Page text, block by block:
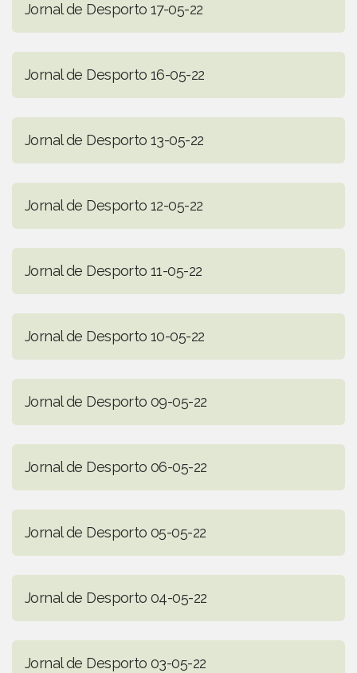
Jornal de Desporto 17-05-22
Jornal de Desporto 16-05-22
Jornal de Desporto 13-05-22
Jornal de Desporto 12-05-22
Jornal de Desporto 11-05-22
Jornal de Desporto 10-05-22
Jornal de Desporto 09-05-22
Jornal de Desporto 06-05-22
Jornal de Desporto 05-05-22
Jornal de Desporto 04-05-22
Jornal de Desporto 03-05-22